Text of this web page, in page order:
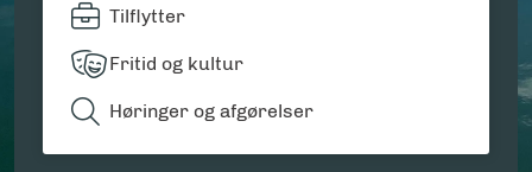
Tilflytter
Fritid og kultur
Høringer og afgørelser